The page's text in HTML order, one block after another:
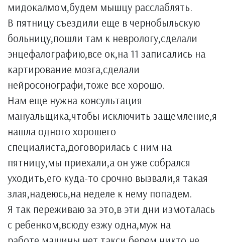
мидокалмом,будем мышцу расслаблять.
В пятницу съездили еще в чернобыльскую
больницу,пошли там к неврологу,сделали
энцефалографию,все ок,на 11 записались на
картирование мозга,сделали
нейросонографи,тоже все хорошо.
Нам еще нужна консультация
мануальщика,чтобы исключить защемление,я
нашла одного хорошего
специалиста,договорилась с ним на
пятницу,мы приехали,а он уже собрался
уходить,его куда-то срочно вызвали,я такая
злая,надеюсь,на неделе к нему попадем.
Я так переживаю за это,в эти дни измоталась
с ребенком,всюду езжу одна,муж на